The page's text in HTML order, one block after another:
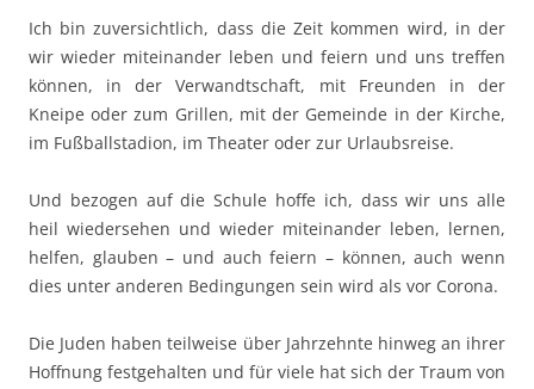
Ich bin zuversichtlich, dass die Zeit kommen wird, in der
wir wieder miteinander leben und feiern und uns treffen
können, in der Verwandtschaft, mit Freunden in der
Kneipe oder zum Grillen, mit der Gemeinde in der Kirche,
im Fußballstadion, im Theater oder zur Urlaubsreise.
Und bezogen auf die Schule hoffe ich, dass wir uns alle
heil wiedersehen und wieder miteinander leben, lernen,
helfen, glauben – und auch feiern – können, auch wenn
dies unter anderen Bedingungen sein wird als vor Corona.
Die Juden haben teilweise über Jahrzehnte hinweg an ihrer
Hoffnung festgehalten und für viele hat sich der Traum von